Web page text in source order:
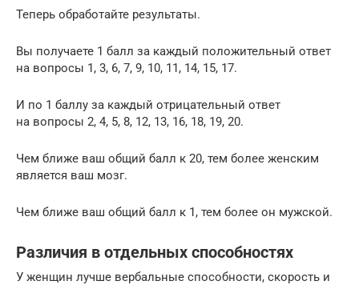
Теперь обработайте результаты.
Вы получаете 1 балл за каждый положительный ответ
на вопросы 1, 3, 6, 7, 9, 10, 11, 14, 15, 17.
И по 1 баллу за каждый отрицательный ответ
на вопросы 2, 4, 5, 8, 12, 13, 16, 18, 19, 20.
Чем ближе ваш общий балл к 20, тем более женским
является ваш мозг.
Чем ближе ваш общий балл к 1, тем более он мужской.
Различия в отдельных способностях
У женщин лучше вербальные способности, скорость и